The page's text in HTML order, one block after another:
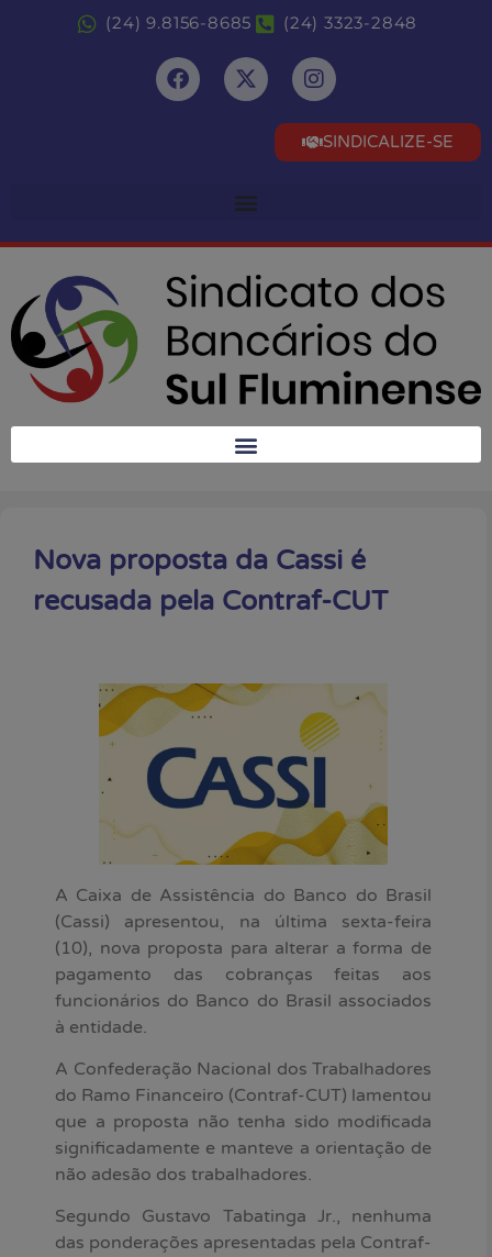
(24) 9.8156-8685 (24) 3323-2848
SINDICALIZE-SE
Nova proposta da Cassi é
recusada pela Contraf-CUT
A Caixa de Assistência do Banco do Brasil
(Cassi) apresentou, na última sexta-feira
(10), nova proposta para alterar a forma de
pagamento das cobranças feitas aos
funcionários do Banco do Brasil associados
à entidade.
A Confederação Nacional dos Trabalhadores
do Ramo Financeiro (Contraf-CUT) lamentou
que a proposta não tenha sido modificada
significadamente e manteve a orientação de
não adesão dos trabalhadores.
Segundo Gustavo Tabatinga Jr., nenhuma
das ponderações apresentadas pela Contraf-